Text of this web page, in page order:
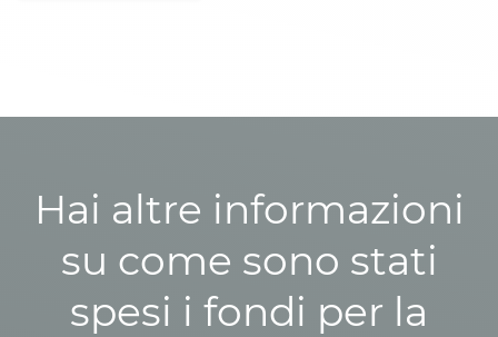
Hai altre informazioni
su come sono stati
spesi i fondi per la